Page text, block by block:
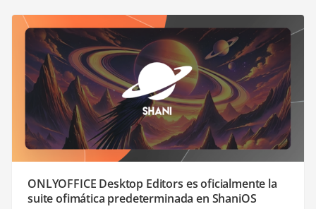
ONLYOFFICE Desktop Editors es oficialmente la
suite ofimática predeterminada en ShaniOS